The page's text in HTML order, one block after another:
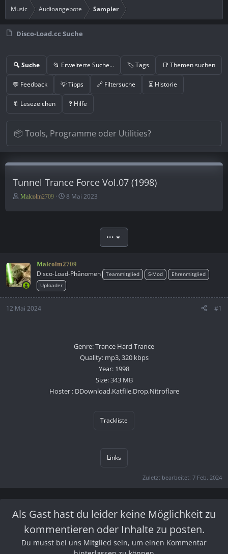
Music Audioangebote Sampler
Disco-Load.cc Suche
🔍 Suche 📂 Erweiterte Suche… 🏷️ Tags 📑 Themen suchen
💬 Feedback 💡 Tipps 🔗 Filtersuche ⏳ Historie
🔖 Lesezeichen ❓ Hilfe
Tunnel Trance Force Vol.07 (1998)
E
r
Malcolm2709
E
t
a
m
8 Mai 2023
•••
Malcolm2709
Disco-Load-Phänomen Teammitglied S-Mod
Ehrenmitglied
Uploader
12 Mai 2024 #1
Genre: Trance Hard Trance
Quality: mp3, 320 kbps
Year: 1998
Size: 343 MB
Hoster : DDownload,Katfile,Drop,Nitroflare
Trackliste
Links
Zuletzt bearbeitet: 7 Feb. 2024
Als Gast hast du leider keine Möglichkeit zu
kommentieren oder Inhalte zu posten.
Du musst bei uns Mitglied sein, um einen Kommentar